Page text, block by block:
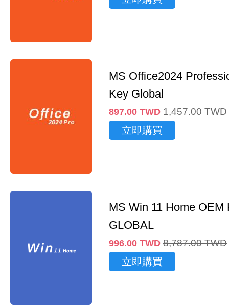
MS Office2024
Key Global
897.00 TWD 1,457.00 TWD
立即購買
MS Win 11 Home OEM
GLOBAL
996.00 TWD 8,787.00 TWD
立即購買